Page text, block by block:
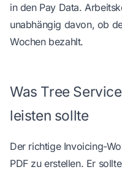
in den Pay Data.
unabhängig davon, ob
Wochen bezahlt.
Was Tree
leisten sollte
Der richtige Invoicing-
PDF zu erstellen. Er